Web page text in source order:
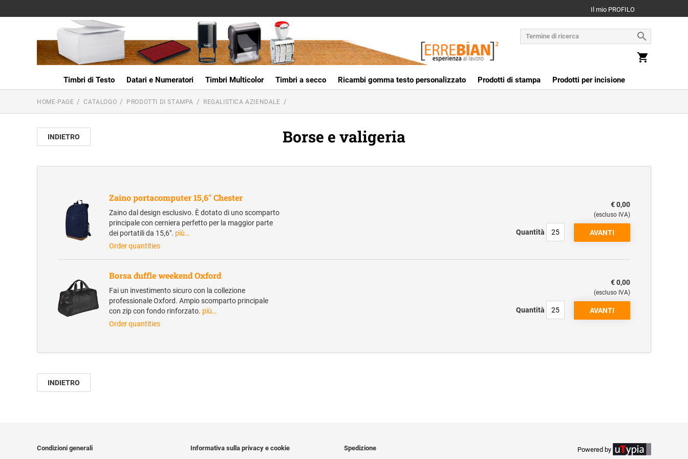
Il mio PROFILO
Timbri di Testo Datari e Numeratori Timbri Multicolor Timbri a secco Ricambi gomma testo personalizzato Prodotti di stampa Prodotti per incisione
HOME-PAGE CATALOGO PRODOTTI DI STAMPA REGALISTICA AZIENDALE
INDIETRO Borse e valigeria
Zaino portacomputer 15,6" Chester
Zaino dal design esclusivo. È dotato di uno scomparto
principale con cerniera perfetto per la maggior parte
dei portatili da 15,6". più…
Order quantities
€ 0,00
(escluso IVA)
Quantità
Borsa duffle weekend Oxford
Fai un investimento sicuro con la collezione
professionale Oxford. Ampio scomparto principale
con zip con fondo rinforzato. più…
Order quantities
€ 0,00
(escluso IVA)
Quantità
INDIETRO
Condizioni generali Informativa sulla privacy e cookie Spedizione Powered by